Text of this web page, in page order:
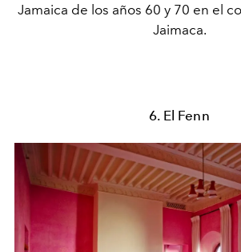
Jamaica de los años 60 y 70 en el
Jaimaca.
6. El Fenn